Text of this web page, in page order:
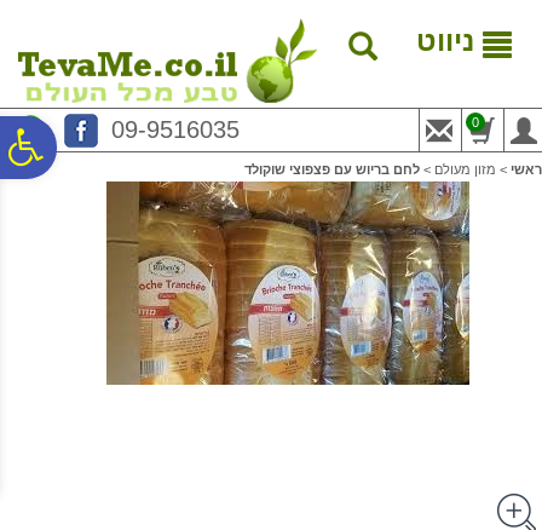
נגישות
המרכזי
ניווט
09-9516035 0
ראשי > מזון מעולם > לחם בריוש עם פצפוצי שוקולד